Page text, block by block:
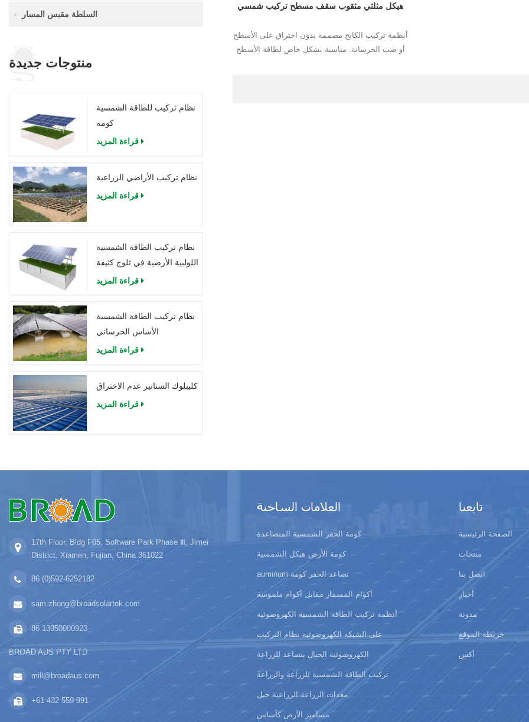
السلطة مقبس المسار
منتوجات جديدة
نظام تركيب للطاقة الشمسية
كومة
قراءة المزيد
نظام تركيب الأراضي الزراعية
قراءة المزيد
نظام تركيب الطاقة الشمسية
اللولبية الأرضية في ثلوج كثيفة
قراءة المزيد
نظام تركيب الطاقة الشمسية
الأساس الخرساني
قراءة المزيد
كليبلوك السنانير عدم الاختراق
قراءة المزيد
هيكل مثلثي مثقوب سقف مسطح تركيب شمسي
أنظمة تركيب الكابح مصممة بدون اختراق على الأسطح
أو صب الخرسانة. مناسبة بشكل خاص لطاقة الأسطح
17th Floor, Bldg F05, Software Park Phase Ⅲ, Jimei
District, Xiamen, Fujian, China 361022
86 (0)592-6252182
sam.zhong@broadsolartek.com
86 13950000923
BROAD AUS PTY LTD
mill@broadaus.com
+61 432 559 991
العلامات الساخنة
كومة الحفر الشمسية المتصاعدة
كومة الأرض هيكل الشمسية
auminum تصاعد الحفر كومة
أكوام المسمار مقابل أكوام ملموسة
أنظمة تركيب الطاقة الشمسية الكهروضوئية
على الشبكة الكهروضوئية نظام التركيب
الكهروضوئية الجبال يتصاعد للزراعة
تركيب الطاقة الشمسية للزراعة والزراعة
معدات الزراعة الزراعية جبل
مسامير الأرض كأساس
تابعنا
الصفحة الرئيسية
منتجات
اتصل بنا
أخبار
مدونة
خريطة الموقع
أكس